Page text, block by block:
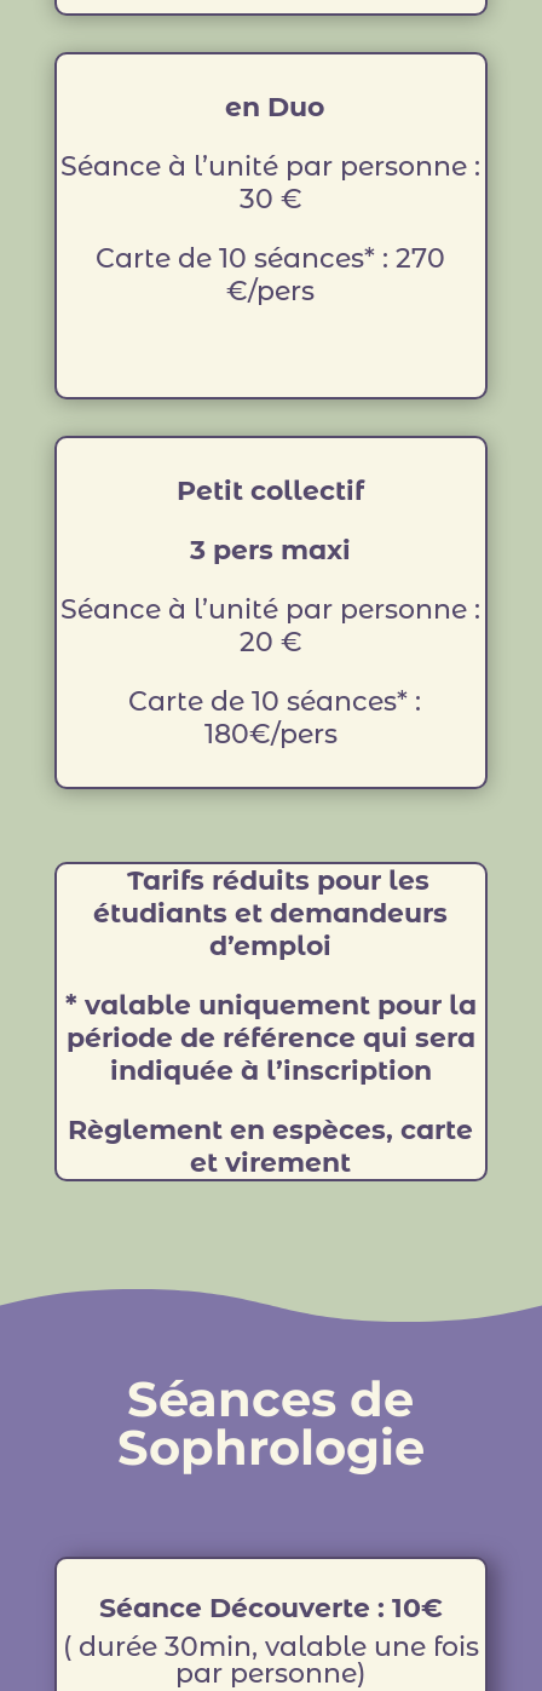
en Duo
Séance à l’unité par personne :
30 €
Carte de 10 séances* : 270
€/pers
Petit collectif
3 pers maxi
Séance à l’unité par personne :
20 €
Carte de 10 séances* :
180€/pers
Tarifs réduits pour les
étudiants et demandeurs
d’emploi
* valable uniquement pour la
période de référence qui sera
indiquée à l’inscription
Règlement en espèces, carte
et virement
Séances de
Sophrologie
Séance Découverte : 10€
( durée 30min, valable une fois
par personne)